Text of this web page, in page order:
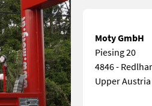
Moty GmbH
Piesing 20
4846 -
Upper